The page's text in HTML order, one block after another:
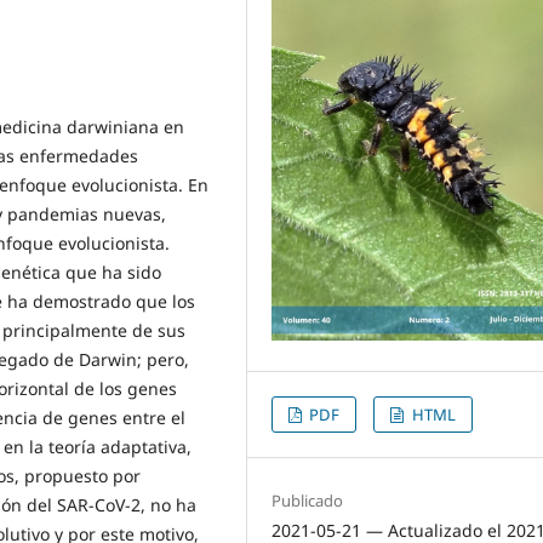
darwiniana en
enfermedades
evolucionista. En
nuevas,
evolucionista.
que ha sido
demostrado que los
de sus
de Darwin; pero,
de los genes
de genes entre el
la teoría adaptativa,
propuesto por
del SAR-CoV-2, no ha
y por este motivo,
PDF HTML
Publicado
2021-05-21 — Actualizado el